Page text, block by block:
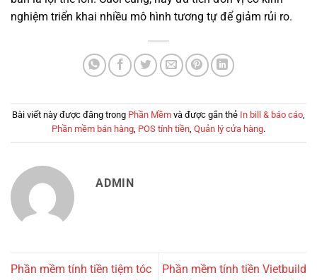
nghiệm triển khai nhiều mô hình tương tự để giảm rủi ro.
Bài viết này được đăng trong Phần Mềm và được gắn thẻ In bill & báo cáo,
Phần mềm bán hàng, POS tính tiền, Quản lý cửa hàng.
ADMIN
Phần mềm tính tiền tiệm tóc
Phần mềm tính tiền Vietbuild